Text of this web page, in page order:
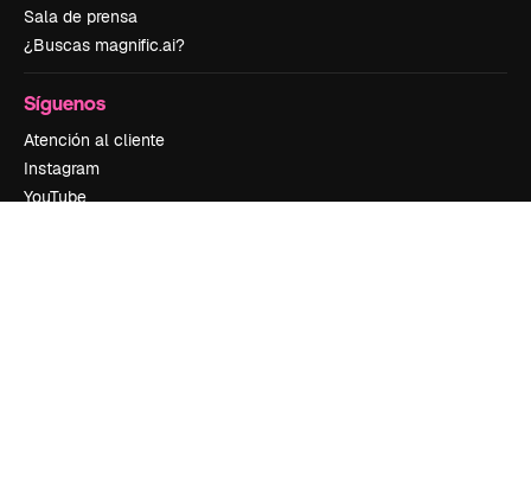
Sala de prensa
¿Buscas magnific.ai?
Síguenos
Atención al cliente
Instagram
YouTube